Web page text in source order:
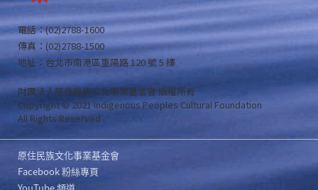
電話：(02)2788-1600
傳真：(02)2788-1500
地址：台北市南港區重陽路 120 號 5 樓
財團法人原住民族文化事業基金會 版權所有
Copyright © 2021 Indigenous Peoples Cultural Foundation
All Rights Reserved .
原住民族文化事業基金會
Facebook 粉絲專頁